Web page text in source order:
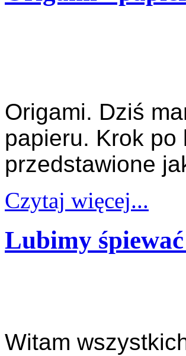
Origami. Dziś
papieru. Krok po
przedstawione
Czytaj więcej...
Lubimy
Witam